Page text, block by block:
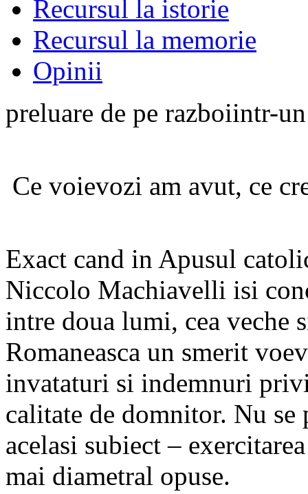
Recursul la istorie
Recursul la memorie
Opinii
preluare de pe razboiintr-
Ce voievozi am avut, ce
Exact cand in Apusul
Niccolo Machiavelli isi
intre doua lumi, cea veche
Romaneasca un smerit
invataturi si indemnuri
calitate de domnitor. Nu se
acelasi subiect –
mai diametral opuse.